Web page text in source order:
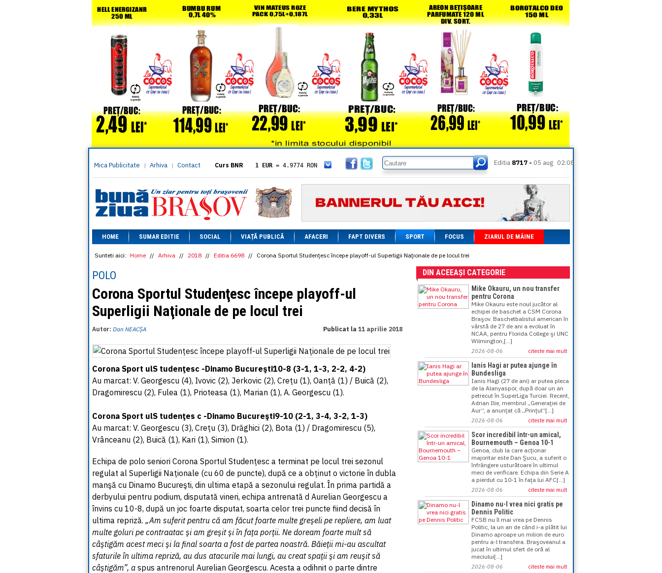
Mica Publicitate | Arhiva | Contact Curs BNR 1 EUR = 4.9774 RON
= 5.8304 RON
1 XAU= 464.4611 RON
1 AED= 1.1933 RON
1 AUD= 2.7957 RON
1 BGN= 2.5449 RON
1 CAD= 3.1559 RON
1 CHF= 5.2813 RON
1 CNY= 0.6015 RON
1 HUF = 1.2223 RON
1 INR= 0.0513 RON
1 JPY= 3.0556 RON
1 KRW= 0.3047 RON
1 NOK= 0.4191 RON
1 NZD= 2.6097 RON
1 RSD= 0.0425 RON
1 RUB= 0.0530 RON
1 SEK = 0.4526 RON
1 TRY= 0.1141 RON
1 XDR= 5.9383 RON
1 ZAR
= 0.2318 RON
Editia 8717 - 05 aug 02:08
HOME SUMAR EDITIE SOCIAL VIAȚĂ PUBLICĂ AFACERI FAPT DIVERS SPORT FOCUS ZIARUL DE MÂINE
Sunteti aici: Home // Arhiva // 2018 // Editia 6698 // Corona Sportul Studenţesc începe playoff-ul Superligii Naţionale de pe locul trei
POLO
Corona Sportul Studenţesc începe playoff-ul
Superligii Naţionale de pe locul trei
Autor: Dan NEACȘA Publicat la 11 aprilie 2018
Corona Sport ulS tudenţesc -Dinamo Bucureşti10-8 (3-1, 1-3, 2-2, 4-2)
Au marcat: V. Georgescu (4), Ivovic (2), Jerkovic (2), Creţu (1), Oanţă (1) / Buică (2),
Dragomirescu (2), Fulea (1), Prioteasa (1), Marian (1), A. Georgescu (1).
Corona Sport ulS tudenţes c -Dinamo Bucureşti9-10 (2-1, 3-4, 3-2, 1-3)
Au marcat: V. Georgescu (3), Creţu (3), Drăghici (2), Bota (1) / Dragomirescu (5),
Vrânceanu (2), Buică (1), Kari (1), Simion (1).
Echipa de polo seniori Corona Sportul Studenţesc a terminat pe locul trei sezonul
regulat al Superligii Naţionale (cu 60 de puncte), după ce a obţinut o victorie în dubla
manşă cu Dinamo Bucureşti, din ultima etapă a sezonului regulat. În prima partidă a
derbyului pentru podium, disputată vineri, echipa antrenată d Aurelian Georgescu a
învins cu 10-8, după un joc foarte disputat, soarta celor trei puncte fiind decisă în
ultima repriză. „Am suferit pentru că am făcut foarte multe greşeli pe repliere, am luat
multe goluri pe contraatac şi am greşit şi în faţa porţii. Ne doream foarte mult să
câştigăm acest meci şi la final soarta a fost de partea noastră. Băieţii mi-au ascultat
sfaturile în ultima repriză, au dus atacurile mai lungi, au creat spaţii şi am reuşit să
câştigăm”, a spus antrenorul Aurelian Georgescu. Acesta a odihnit o parte dintre
DIN ACEEAȘI CATEGORIE
Mike Okauru, un nou transfer
pentru Corona
Mike Okauru este noul jucător al
echipei de baschet a CSM Corona
Braşov. Baschetbalistul american în
vârstă de 27 de ani a evoluat în
NCAA, pentru Florida College şi UNC
Wilmington,[...]
2026-08-06 citeste mai mult
Ianis Hagi ar putea ajunge în
Bundesliga
Ianis Hagi (27 de ani) ar putea pleca
de la Alanyaspor, după doar un an
petrecut în SuperLiga Turciei. Recent,
Adrian Ilie, membrul „Generaţiei de
Aur”, a anunţat că „Prinţul”[...]
2026-08-06 citeste mai mult
Scor incredibil într-un amical,
Bournemouth – Genoa 10-1
Genoa, club la care acţionar
majoritar este Dan Şucu, a suferit o
înfrângere usturătoare în ultimul
meci de verificare. Echipa din Serie A
a pierdut cu 10-1 în faţa lui AFC[...]
2026-08-06 citeste mai mult
Dinamo nu-l vrea nici gratis pe
Dennis Politic
FCSB nu îl mai vrea pe Dennis
Politic, la un an de când i-a plătit lui
Dinamo aproape un milion de euro
pentru a-l transfera. Braşoveanul a
jucat în ultimul sfert de oră al
meciului[...]
2026-08-06 citeste mai mult